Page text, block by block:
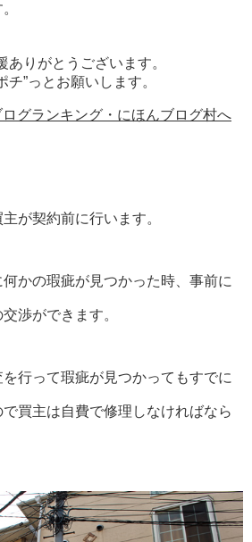
ありがとうございます。
チ”っとお願いします。
が契約前に行います。
かの瑕疵が見つかった時、事前に
渉ができます。
行って瑕疵が見つかってもすでに
買主は自費で修理しなければなら